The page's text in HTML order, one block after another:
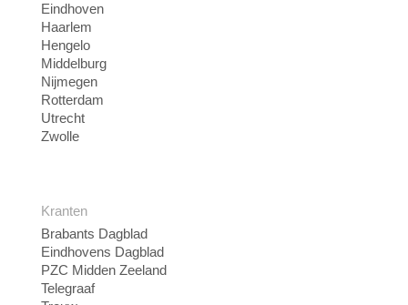
Eindhoven
Haarlem
Hengelo
Middelburg
Nijmegen
Rotterdam
Utrecht
Zwolle
Kranten
Brabants Dagblad
Eindhovens Dagblad
PZC Midden Zeeland
Telegraaf